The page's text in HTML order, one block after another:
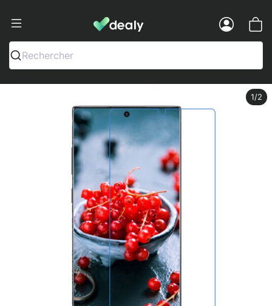
Dealy - Fundas y accesorios para
Rechercher
1/2